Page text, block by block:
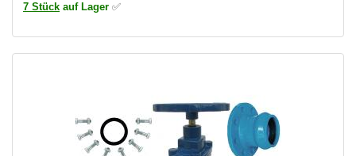
7 Stück auf Lager ✅